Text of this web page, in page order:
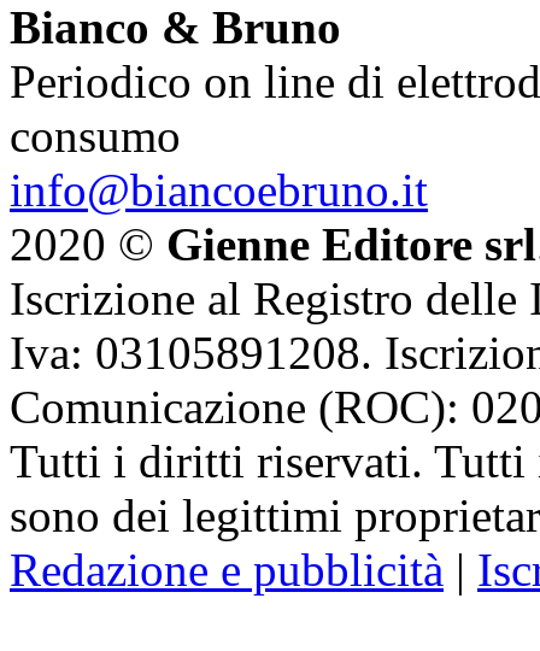
Bianco & Bruno
Periodico on line di
consumo
info@biancoebruno.it
2020 © Gienne Editore srl
Iscrizione al Registro delle
Iva: 03105891208.
Comunicazione (ROC):
Tutti i diritti riservati. Tutti
sono dei legittimi
Redazione e pubblicità |